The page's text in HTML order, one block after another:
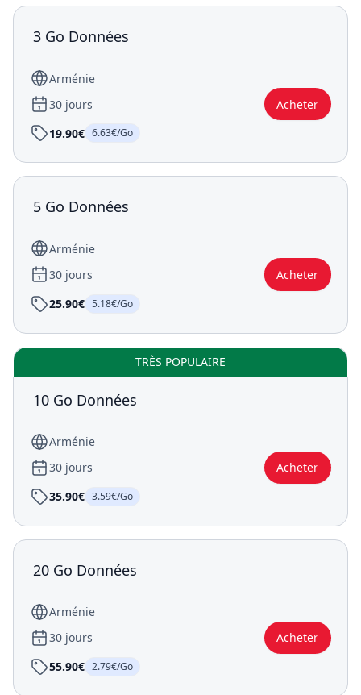
3 Go Données
Arménie
30 jours
Acheter
19.90€ 6.63€/Go
5 Go Données
Arménie
30 jours
Acheter
25.90€ 5.18€/Go
TRÈS POPULAIRE
10 Go Données
Arménie
30 jours
Acheter
35.90€ 3.59€/Go
20 Go Données
Arménie
30 jours
Acheter
55.90€ 2.79€/Go